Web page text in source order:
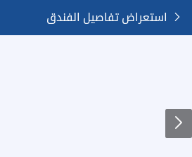
استعراض تفاصيل الفندق